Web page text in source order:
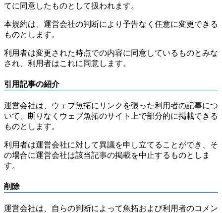
てに同意したものとして扱われます。
本規約は、運営会社の判断により予告なく任意に変更できる
ものとします。
利用者は変更された時点での内容に同意しているものとみな
され、利用者はこれに同意します。
引用記事の紹介
運営会社は、ウェブ魚拓にリンクを張った利用者の記事につ
いて、断りなくウェブ魚拓のサイト上で部分的に掲載できる
ものとします。
利用者は運営会社に対して異議を申し立てることができ、そ
の場合に運営会社は該当記事の掲載を中止するものとしま
す。
削除
運営会社は、自らの判断によって魚拓および利用者のコメン